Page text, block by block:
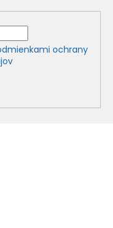
ochrany